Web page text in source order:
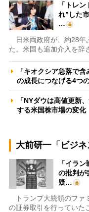
「トレ
れ”した
…
日米両政府が、約28年
た。米国も追加介入を辞
「キオクシア急落で
の成長につなげる4
「NYダウは高値更新
する米国株市場の変
大前研一「ビジ
「イラ
の批判が
疑…
トランプ大統領のファ
の証券取引を行っていた